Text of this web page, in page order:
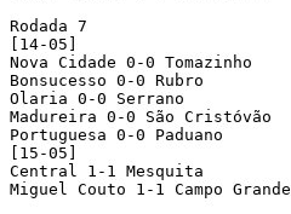
Rodada 7
[14-05]
Nova Cidade 0-0 Tomazinho
Bonsucesso 0-0 Rubro
Olaria 0-0 Serrano
Madureira 0-0 São Cristóvão
Portuguesa 0-0 Paduano
[15-05]
Central 1-1 Mesquita
Miguel Couto 1-1 Campo Grande